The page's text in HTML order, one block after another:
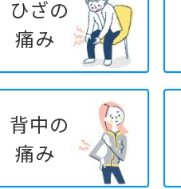
ひざの
痛み
背中の
痛み